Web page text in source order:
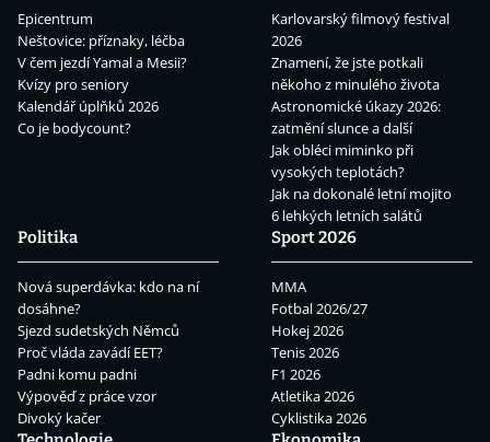
Epicentrum
Neštovice: příznaky, léčba
V čem jezdí Yamal a Mesii?
Kvízy pro seniory
Kalendář úplňků 2026
Co je bodycount?
Karlovarský filmový festival
2026
Znamení, že jste potkali
někoho z minulého života
Astronomické úkazy 2026:
zatmění slunce a další
Jak obléci miminko při
vysokých teplotách?
Jak na dokonalé letní mojito
6 lehkých letních salátů
Politika
Nová superdávka: kdo na ní
dosáhne?
Sjezd sudetských Němců
Proč vláda zavádí EET?
Padni komu padni
Výpověď z práce vzor
Divoký kačer
Sport 2026
MMA
Fotbal 2026/27
Hokej 2026
Tenis 2026
F1 2026
Atletika 2026
Cyklistika 2026